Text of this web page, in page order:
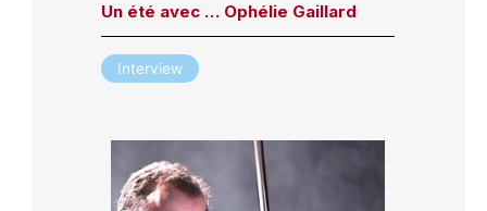
Un été avec … Ophélie Gaillard
Interview